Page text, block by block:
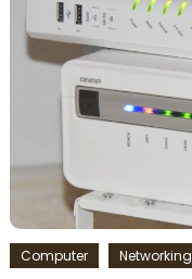
Computer Networking